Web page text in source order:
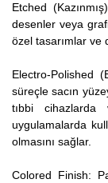
Etched
desenler veya
özel tasarımlar ve
Electro-Polished
süreçle sacın
tıbbi cihazlarda
uygulamalarda
olmasını sağlar.
Colored Finish: